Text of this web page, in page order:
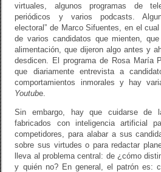
virtuales, algunos programas de
periódicos y varios podcasts.
electoral” de Marco Sifuentes, en el
de varios candidatos que mienten,
alimentación, que dijeron algo antes y
desdicen. El programa de Rosa María
que diariamente entrevista a
comportamientos inmorales y hay
Youtube.
Sin embargo, hay que cuidarse de
fabricados con inteligencia artificial
competidores, para alabar a sus
sobre sus virtudes o para redactar
lleva al problema central: de ¿cómo
y quién no? En general, el patrón es: